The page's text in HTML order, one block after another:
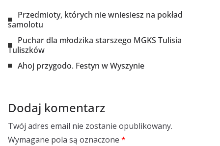
Przedmioty, których nie wniesiesz na pokład
samolotu
Puchar dla młodzika starszego MGKS Tulisia
Tuliszków
Ahoj przygodo. Festyn w Wyszynie
Dodaj komentarz
Twój adres email nie zostanie opublikowany.
Wymagane pola są oznaczone *